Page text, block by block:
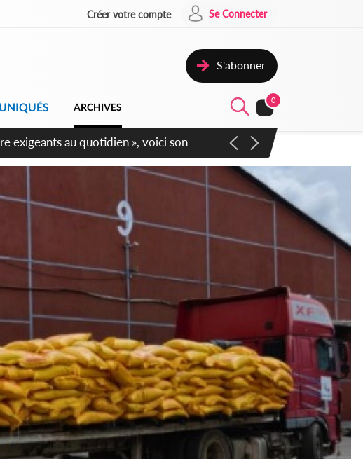
Créer votre compte Se Connecter
S'abonner
ARCHIVES
0
et de Sécurité affichent leur